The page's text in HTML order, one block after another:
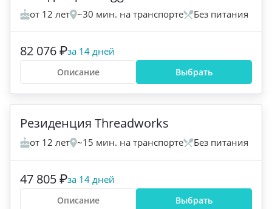
от 12 лет ~30 мин. на транспорте Без питания
82 076 ₽за 14 дней
Выбрать
Описание
+7
Рeзиденция Threadworks
от 12 лет ~15 мин. на транспорте Без питания
47 805 ₽за 14 дней
Выбрать
Описание